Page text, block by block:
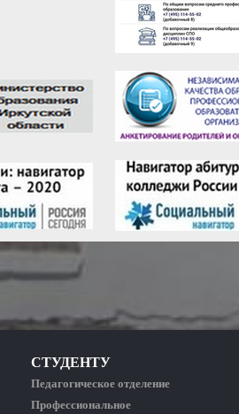
СТУДЕНТУ
Педагогическое отделение
Профессиональное